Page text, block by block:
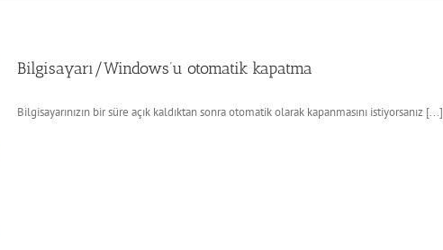
Bilgisayarı/Windows’u otomatik kapatma
Bilgisayarınızın bir süre açık kaldıktan sonra otomatik olarak kapanmasını istiyorsanız [...]